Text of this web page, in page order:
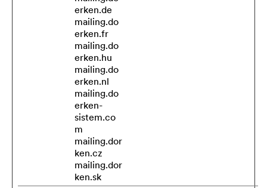
erken.de
mailing.do
erken.fr
mailing.do
erken.hu
mailing.do
erken.nl
mailing.do
erken-
sistem.co
m
mailing.dor
ken.cz
mailing.dor
ken.sk